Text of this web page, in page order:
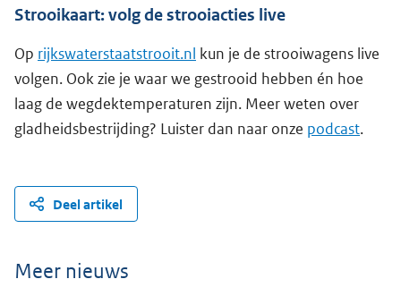
Strooikaart: volg de strooiacties live
Op rijkswaterstaatstrooit.nl kun je de strooiwagens live
volgen. Ook zie je waar we gestrooid hebben én hoe
laag de wegdektemperaturen zijn. Meer weten over
gladheidsbestrijding? Luister dan naar onze podcast.
Deel artikel
Meer nieuws